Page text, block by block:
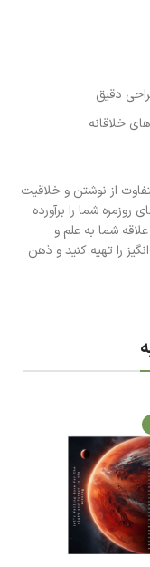
دقیق
خلاقانه
از نوشتن و خلاقیت
شما را برآورده
شما به علم و
را تهیه کنید و ذهن